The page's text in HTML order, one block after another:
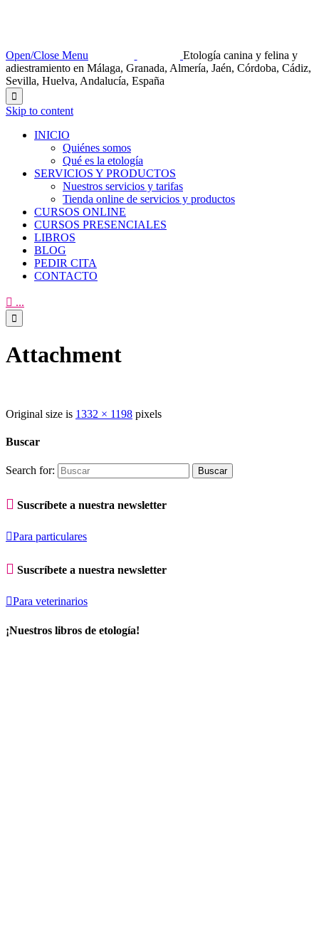
Open/Close Menu
Etología canina y felina y
adiestramiento en Málaga, Granada, Almería, Jaén, Córdoba, Cádiz,
Sevilla, Huelva, Andalucía, España

Skip to content
INICIO
Quiénes somos
Qué es la etología
SERVICIOS Y PRODUCTOS
Nuestros servicios y tarifas
Tienda online de servicios y productos
CURSOS ONLINE
CURSOS PRESENCIALES
LIBROS
BLOG
PEDIR CITA
CONTACTO
 ...

Attachment
Original size is 1332 × 1198 pixels
Buscar
Search for:
 Suscríbete a nuestra newsletter
Para particulares
 Suscríbete a nuestra newsletter
Para veterinarios
¡Nuestros libros de etología!